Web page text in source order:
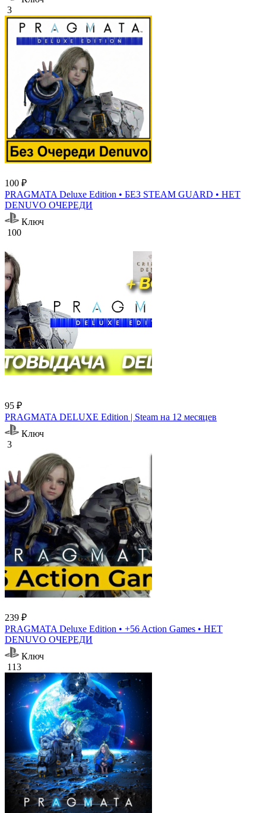
3
100 ₽
PRAGMATA Deluxe Edition • БЕЗ STEAM GUARD • НЕТ
DENUVO ОЧЕРЕДИ
Ключ
100
95 ₽
PRAGMATA DELUXE Edition | Steam на 12 месяцев
Ключ
3
239 ₽
PRAGMATA Deluxe Edition • +56 Action Games • НЕТ
DENUVO ОЧЕРЕДИ
Ключ
113